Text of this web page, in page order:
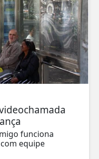
funciona
equipe